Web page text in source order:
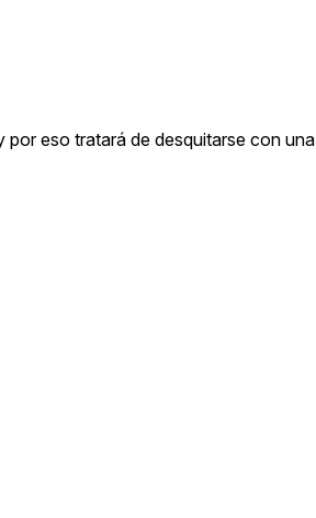
por eso tratará de desquitarse con una